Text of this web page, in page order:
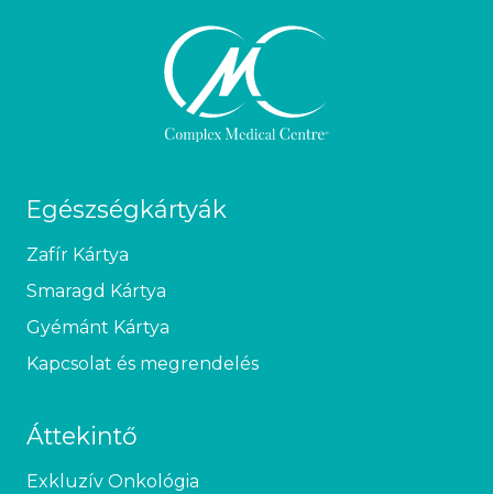
Egészségkártyák
Zafír Kártya
Smaragd Kártya
Gyémánt Kártya
Kapcsolat és megrendelés
Áttekintő
Exkluzív Onkológia